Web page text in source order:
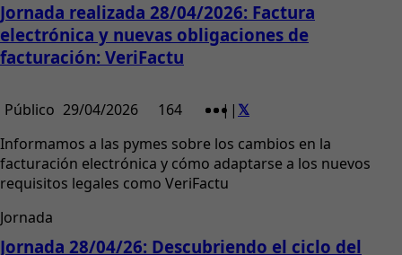
Jornada realizada 28/04/2026: Factura
electrónica y nuevas obligaciones de
facturación: VeriFactu
Público 29/04/2026 164 | |
Informamos a las pymes sobre los cambios en la
facturación electrónica y cómo adaptarse a los nuevos
requisitos legales como VeriFactu
Jornada
Jornada 28/04/26: Descubriendo el ciclo del